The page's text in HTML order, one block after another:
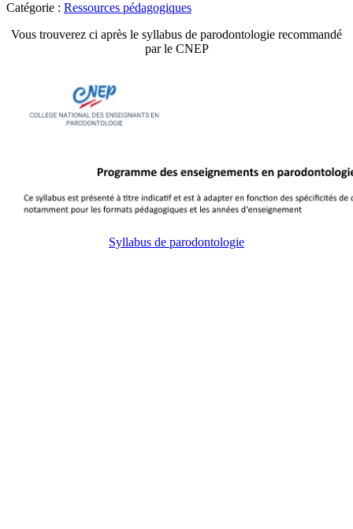
Catégorie : Ressources pédagogiques
Vous trouverez ci après le syllabus de parodontologie recommandé
par le CNEP
Syllabus de parodontologie